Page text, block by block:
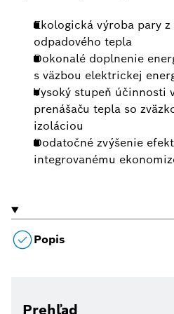
Ekologická výroba pary
odpadového tepla
Dokonalé doplnenie
s väzbou elektrickej
Vysoký stupeň účinnosti
prenášaču tepla so
izoláciou
Dodatočné zvýšenie
integrovanému
Popis
Prehľad